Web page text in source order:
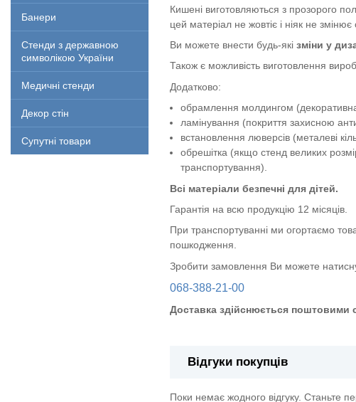
Банери
Стенди з державною
символікою України
Медичні стенди
Декор стін
Супутні товари
Кишені виготовляються з прозорого
цей матеріал не жовтіє і ніяк не змінює
Ви можете внести будь-які зміни у
Також є можливість виготовлення
Додатково:
обрамлення молдингом
ламінування (покриття захисною
встановлення люверсів (металеві
обрешітка (якщо стенд великих
транспортування).
Всі матеріали безпечні для дітей.
Гарантія на всю продукцію 12 місяців.
При транспортуванні ми огортаємо
пошкодження.
Зробити замовлення Ви можете
068-388-21-00
Доставка здійснюється поштовими
Відгуки покупців
Поки немає жодного відгуку. Станьте